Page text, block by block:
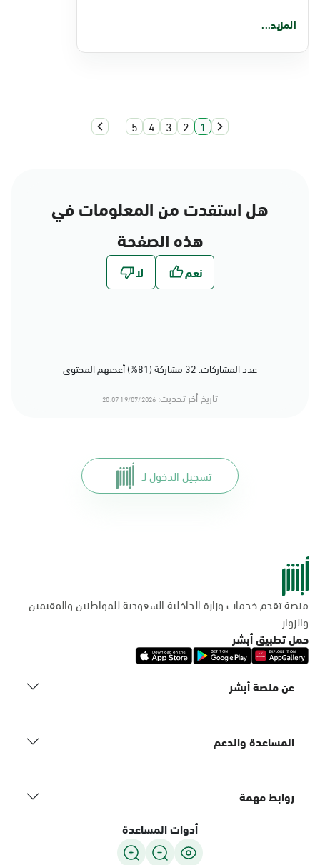
المزيد...
1
2
3
4
5
...
هل استفدت من المعلومات في
هذه الصفحة
عدد المشاركات: 32 مشاركة (81%) أعجبهم المحتوى
تاريخ أخر تحديث: 19/07/2026 20:07
تسجيل الدخول لـ
منصة تقدم خدمات وزارة الداخلية السعودية للمواطنين والمقيمين
والزوار
حمل تطبيق أبشر
عن منصة أبشر
المساعدة والدعم
روابط مهمة
أدوات المساعدة